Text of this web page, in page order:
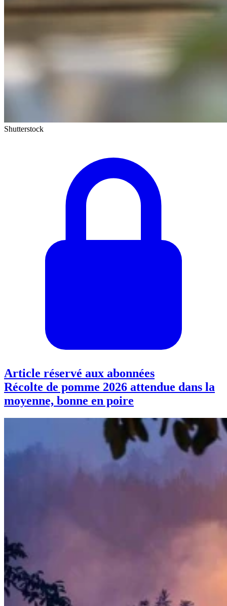
Shutterstock
Article réservé aux abonnées
Récolte de pomme 2026 attendue dans la
moyenne, bonne en poire